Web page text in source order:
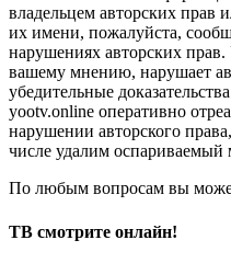
владельцем авторских прав
их имени, пожалуйста,
нарушениях авторских
вашему мнению, нарушает
убедительные
yootv.online оперативно
нарушении авторского
числе удалим оспариваемый
По любым вопросам вы
ТВ смотрите онлайн!